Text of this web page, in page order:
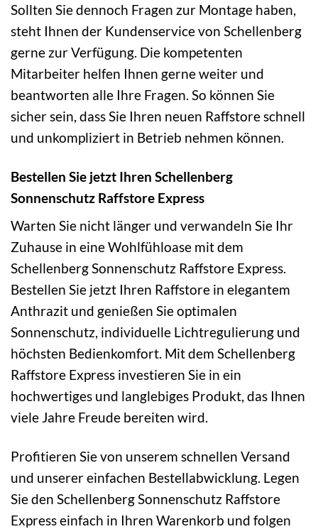
Sollten Sie dennoch Fragen zur Montage haben,
steht Ihnen der Kundenservice von Schellenberg
gerne zur Verfügung. Die kompetenten
Mitarbeiter helfen Ihnen gerne weiter und
beantworten alle Ihre Fragen. So können Sie
sicher sein, dass Sie Ihren neuen Raffstore schnell
und unkompliziert in Betrieb nehmen können.
Bestellen Sie jetzt Ihren Schellenberg
Sonnenschutz Raffstore Express
Warten Sie nicht länger und verwandeln Sie Ihr
Zuhause in eine Wohlfühloase mit dem
Schellenberg Sonnenschutz Raffstore Express.
Bestellen Sie jetzt Ihren Raffstore in elegantem
Anthrazit und genießen Sie optimalen
Sonnenschutz, individuelle Lichtregulierung und
höchsten Bedienkomfort. Mit dem Schellenberg
Raffstore Express investieren Sie in ein
hochwertiges und langlebiges Produkt, das Ihnen
viele Jahre Freude bereiten wird.
Profitieren Sie von unserem schnellen Versand
und unserer einfachen Bestellabwicklung. Legen
Sie den Schellenberg Sonnenschutz Raffstore
Express einfach in Ihren Warenkorb und folgen